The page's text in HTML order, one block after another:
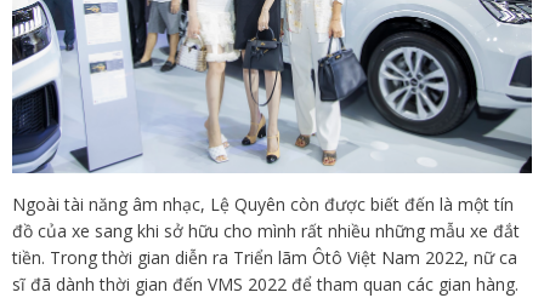
Ngoài tài năng âm nhạc, Lệ Quyên còn được biết đến là một tín
đồ của xe sang khi sở hữu cho mình rất nhiều những mẫu xe đắt
tiền. Trong thời gian diễn ra Triển lãm Ôtô Việt Nam 2022, nữ ca
sĩ đã dành thời gian đến VMS 2022 để tham quan các gian hàng.